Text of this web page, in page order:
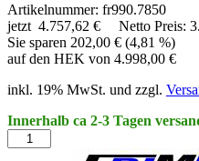
Artikelnummer: fr990.7850
jetzt 4.757,62 €
Netto Preis:
Sie sparen 202,00 € (4,81 %)
auf den HEK von 4.998,00 €
inkl. 19% MwSt. und zzgl.
Innerhalb ca 2-3 Tagen